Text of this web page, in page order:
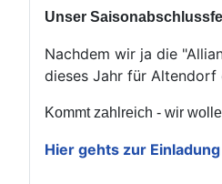
Unser
Nachdem wir ja die
dieses Jahr für Altendorf
Kommt zahlreich - wir
Hier gehts zur